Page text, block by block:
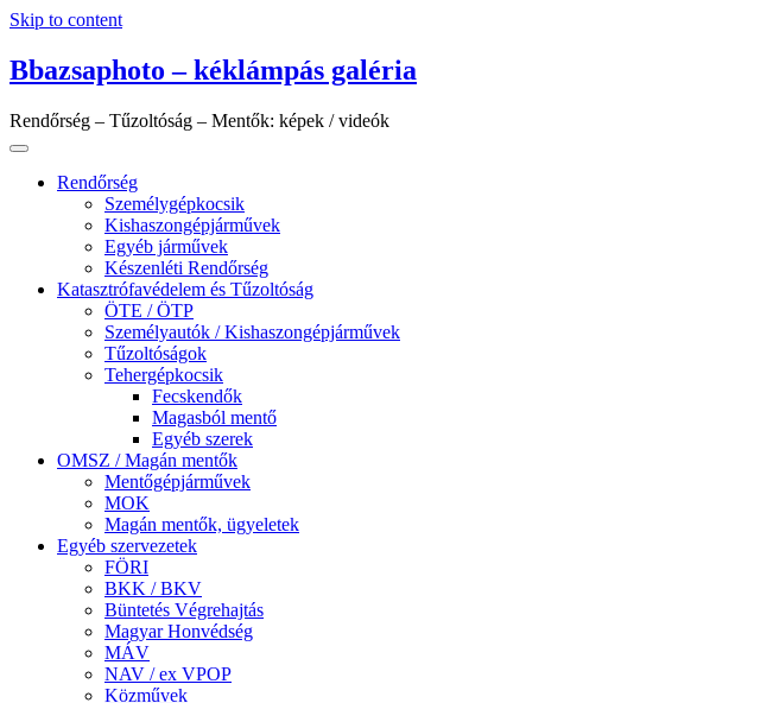
Skip to content
Bbazsaphoto – kéklámpás galéria
Rendőrség – Tűzoltóság – Mentők: képek / videók
Rendőrség
Személygépkocsik
Kishaszongépjárművek
Egyéb járművek
Készenléti Rendőrség
Katasztrófavédelem és Tűzoltóság
ÖTE / ÖTP
Személyautók / Kishaszongépjárművek
Tűzoltóságok
Tehergépkocsik
Fecskendők
Magasból mentő
Egyéb szerek
OMSZ / Magán mentők
Mentőgépjárművek
MOK
Magán mentők, ügyeletek
Egyéb szervezetek
FÖRI
BKK / BKV
Büntetés Végrehajtás
Magyar Honvédség
MÁV
NAV / ex VPOP
Közművek